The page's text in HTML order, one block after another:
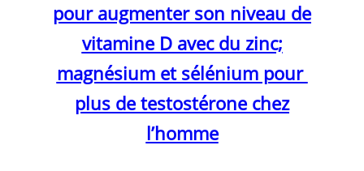
pour augmenter son niveau de
vitamine D avec du zinc;
magnésium et sélénium pour
plus de testostérone chez
l’homme